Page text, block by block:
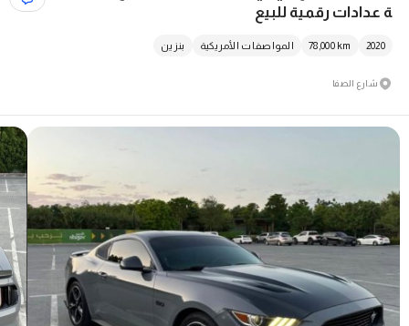
ة عدادات رقمية للبيع
2020
78,000 km المواصفات الأمريكية بنزين
شارع الصفا